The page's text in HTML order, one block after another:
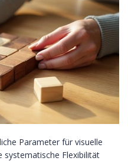
Parameter für visuelle
systematische Flexibilität